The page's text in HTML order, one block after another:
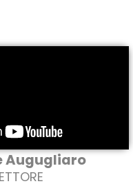
Augugliaro